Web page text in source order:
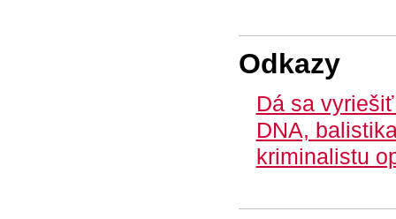
Odkazy
Dá sa
DNA,
kriminalistu